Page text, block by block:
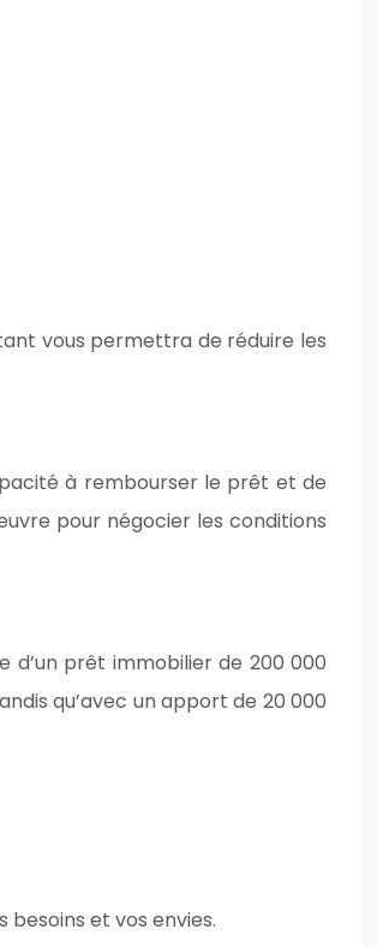
vous permettra de réduire les
à rembourser le prêt et de
pour négocier les conditions
prêt immobilier de 200 000
qu’avec un apport de 20 000
et vos envies.